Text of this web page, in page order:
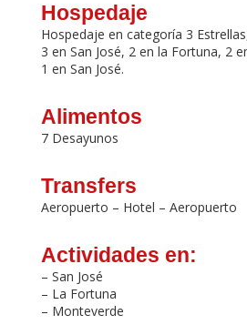
Hospedaje
Hospedaje en categoría 3
3 en San José, 2 en la Fortuna, 2
1 en San José.
Alimentos
7 Desayunos
Transfers
Aeropuerto – Hotel – Aeropuerto
Actividades en:
– San José
– La Fortuna
– Monteverde